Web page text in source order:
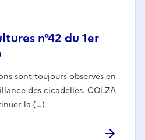
n°42 du 1er
sont toujours observés en
des cicadelles. COLZA
la (…)